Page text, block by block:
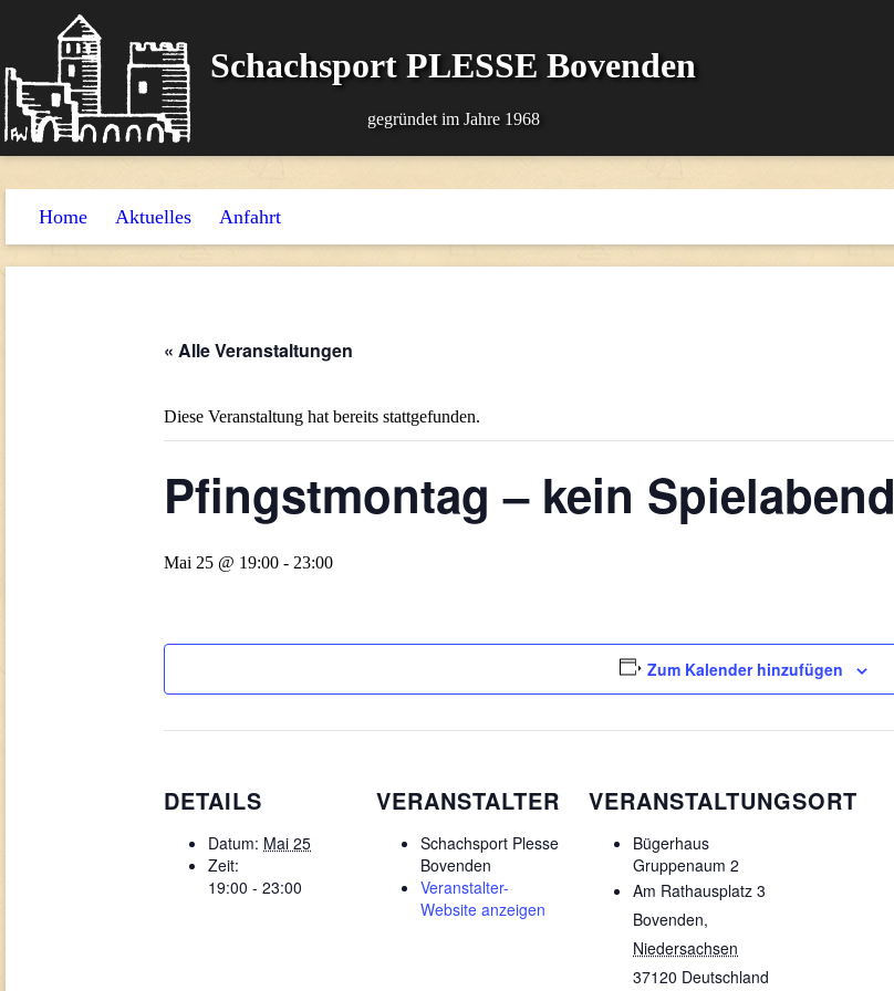
Schachsport PLESSE Bovenden
gegründet im Jahre 1968
Home Aktuelles Anfahrt
« Alle Veranstaltungen
Diese Veranstaltung hat bereits stattgefunden.
Pfingstmontag – kein Spielabend
Mai 25 @ 19:00 - 23:00
Zum Kalender hinzufügen
DETAILS
Datum: Mai 25
Zeit:
19:00 - 23:00
VERANSTALTER
Schachsport Plesse
Bovenden
Veranstalter-
Website anzeigen
VERANSTALTUNGSORT
Bügerhaus
Gruppenaum 2
Am Rathausplatz 3
Bovenden,
Niedersachsen
37120 Deutschland